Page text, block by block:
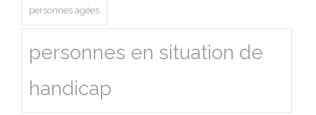
personnes agées
personnes en situation de
handicap